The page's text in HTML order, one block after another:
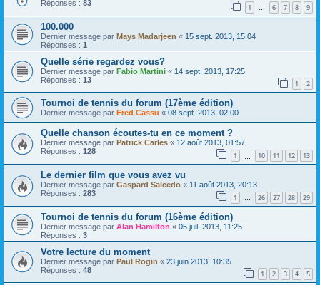
Réponses : 83 1 … 6 7 8 9
100.000
Dernier message par Mays Madarjeen « 15 sept. 2013, 15:04
Réponses : 1
Quelle série regardez vous?
Dernier message par Fabio Martini « 14 sept. 2013, 17:25
Réponses : 13 1 2
Tournoi de tennis du forum (17ème édition)
Dernier message par Fred Cassu « 08 sept. 2013, 02:00
Quelle chanson écoutes-tu en ce moment ?
Dernier message par Patrick Carles « 12 août 2013, 01:57
Réponses : 128 1 10 11 12 13
Le dernier film que vous avez vu
Dernier message par Gaspard Salcedo « 11 août 2013, 20:13
Réponses : 283 1 … 26 27 28 29
Tournoi de tennis du forum (16ème édition)
Dernier message par Alan Hamilton « 05 juil. 2013, 11:25
Réponses : 3
Votre lecture du moment
Dernier message par Paul Rogin « 23 juin 2013, 10:35
Réponses : 48 1 2 3 4 5